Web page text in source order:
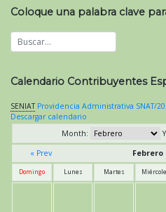
Coloque una palabra clave
Calendario Contribuyentes
SENIAT Providencia Administrativa SNAT/
Descargar calendario
Month:
« Prev
Febrero
Domingo Lunes Martes